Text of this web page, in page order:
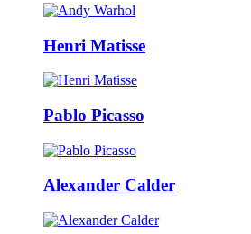
Henri Matisse
Pablo Picasso
Alexander Calder